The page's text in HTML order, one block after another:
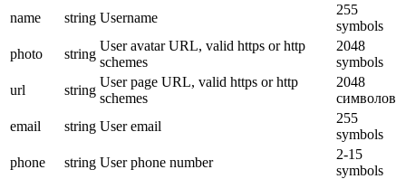
name string Username
255
symbols
photo
string
User avatar URL, valid https or http
schemes
2048
symbols
url
string
User page URL, valid https or http
schemes
2048
символов
email
string User email
255
symbols
phone
string User phone number
2-15
symbols